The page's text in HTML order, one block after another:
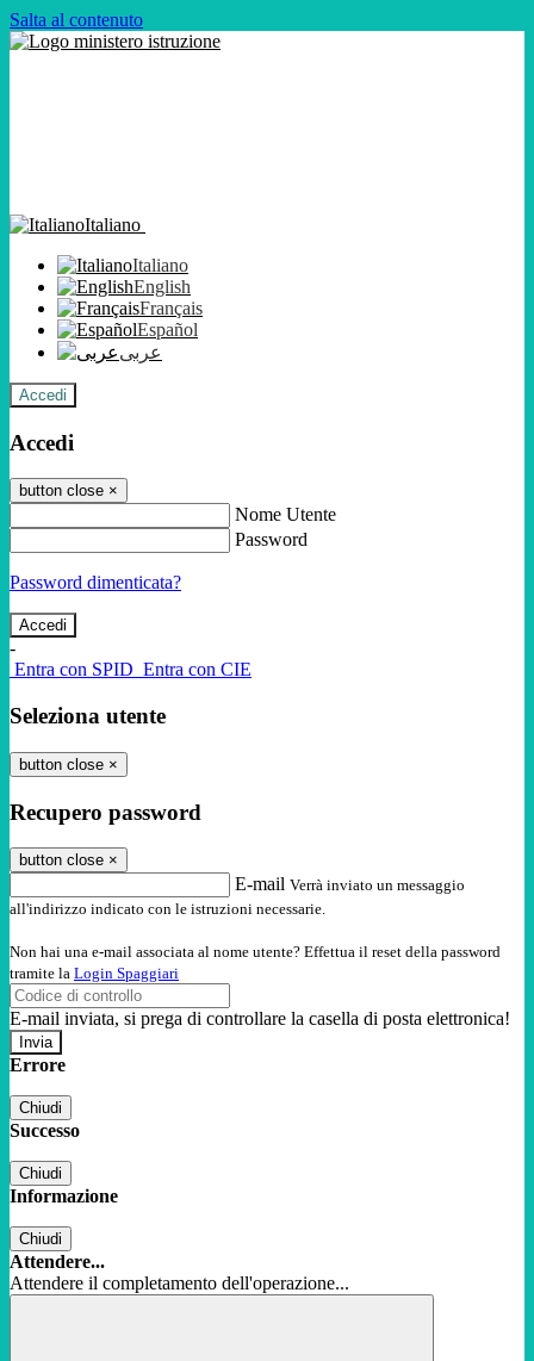
Salta al contenuto
Italiano
Italiano
English
Français
Español
عربى
Accedi
Accedi
button close ×
Nome Utente
Password
Password dimenticata?
-
Entra con SPID Entra con CIE
Seleziona utente
button close ×
Recupero password
button close ×
E-mail Verrà inviato un messaggio
all'indirizzo indicato con le istruzioni necessarie.
Non hai una e-mail associata al nome utente? Effettua il reset della password
tramite la Login Spaggiari
E-mail inviata, si prega di controllare la casella di posta elettronica!
Errore
Chiudi
Successo
Chiudi
Informazione
Chiudi
Attendere...
Attendere il completamento dell'operazione...